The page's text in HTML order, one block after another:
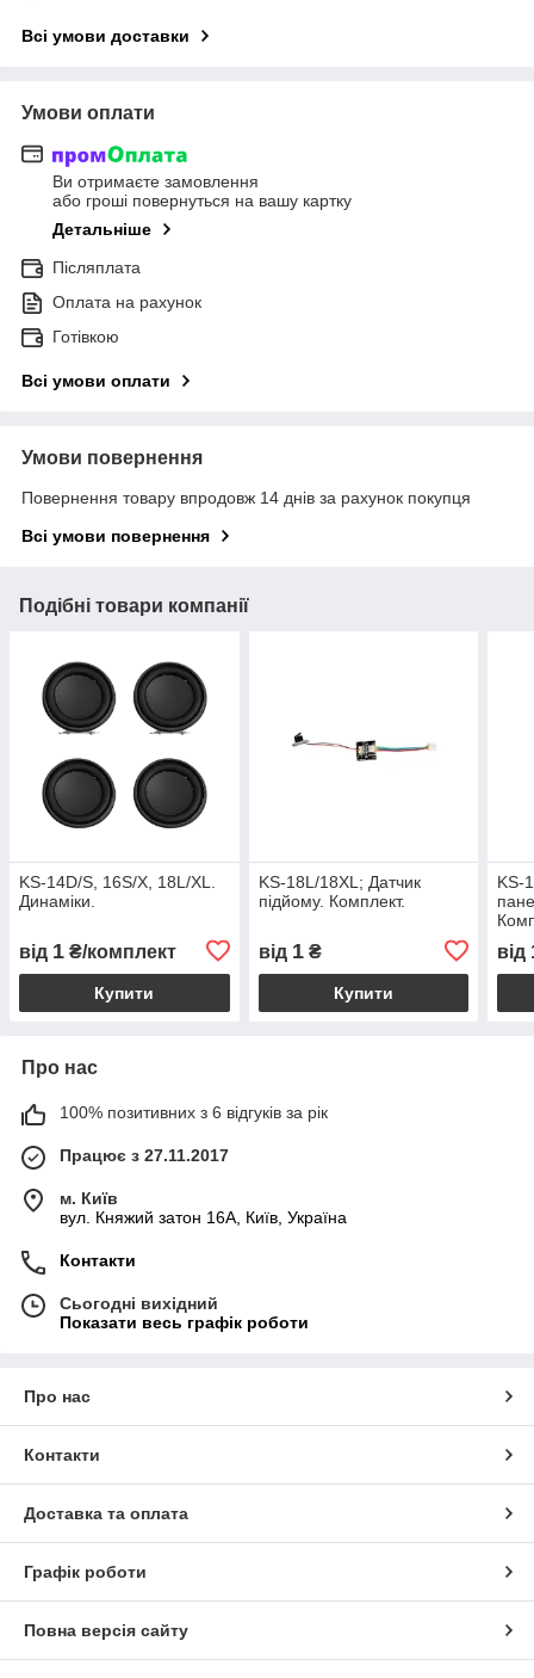
Всі умови доставки
Умови оплати
Ви отримаєте замовлення
або гроші повернуться на вашу картку
Детальніше
Післяплата
Оплата на рахунок
Готівкою
Всі умови оплати
Умови повернення
Повернення товару впродовж 14 днів за рахунок покупця
Всі умови повернення
Подібні товари компанії
KS-14D/S, 16S/X, 18L/XL.
Динаміки.
від 1 ₴/комплект
Купити
KS-18L/18XL; Датчик
підйому. Комплект.
від 1₴
Купити
KS-
від
Про нас
100% позитивних з 6 відгуків за рік
Працює з 27.11.2017
м. Київ
вул. Княжий затон 16А, Київ, Україна
Контакти
Сьогодні вихідний
Показати весь графік роботи
Про нас
Контакти
Доставка та оплата
Графік роботи
Повна версія сайту